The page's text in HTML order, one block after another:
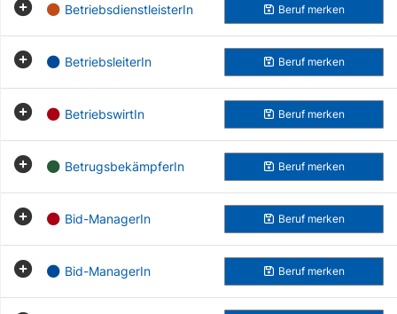
BetriebsdienstleisterIn Beruf merken
BetriebsleiterIn Beruf merken
BetriebswirtIn Beruf merken
BetrugsbekämpferIn Beruf merken
Bid-ManagerIn Beruf merken
Bid-ManagerIn Beruf merken